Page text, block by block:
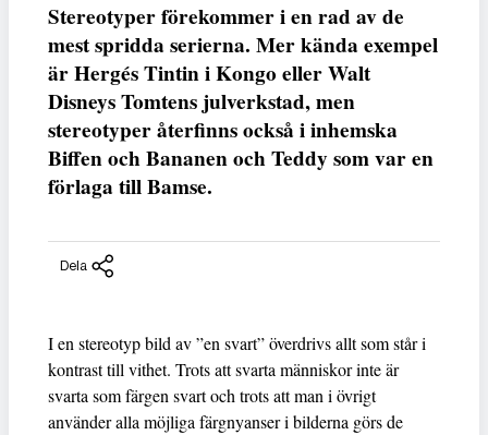
Stereotyper förekommer i en rad av de
mest spridda serierna. Mer kända exempel
är Hergés Tintin i Kongo eller Walt
Disneys Tomtens julverkstad, men
stereotyper återfinns också i inhemska
Biffen och Bananen och Teddy som var en
förlaga till Bamse.
Dela
I en stereotyp bild av ”en svart” överdrivs allt som står i
kontrast till vithet. Trots att svarta människor inte är
svarta som färgen svart och trots att man i övrigt
använder alla möjliga färgnyanser i bilderna görs de